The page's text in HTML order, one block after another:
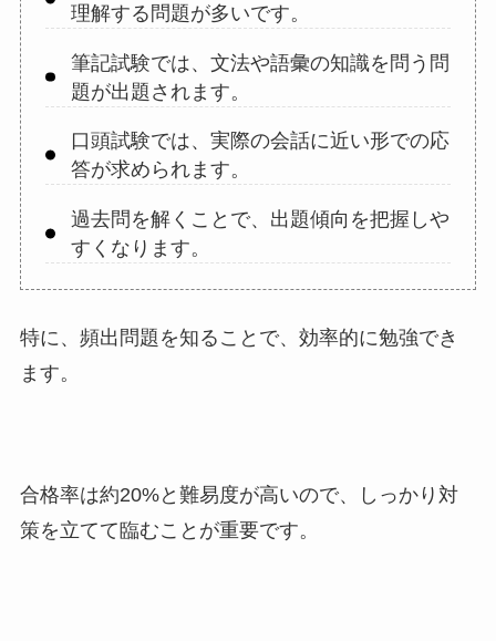
理解する問題が多いです。
筆記試験では、文法や語彙の知識を問う問
題が出題されます。
口頭試験では、実際の会話に近い形での応
答が求められます。
過去問を解くことで、出題傾向を把握しや
すくなります。
特に、頻出問題を知ることで、効率的に勉強でき
ます。
合格率は約20%と難易度が高いので、しっかり対
策を立てて臨むことが重要です。